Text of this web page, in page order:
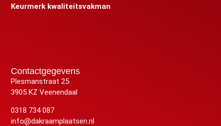
Keurmerk kwaliteitsvakman
Contactgegevens
Plesmanstraat 25
3905 KZ Veenendaal
0318 734 087
info@dakraamplaatsen.nl